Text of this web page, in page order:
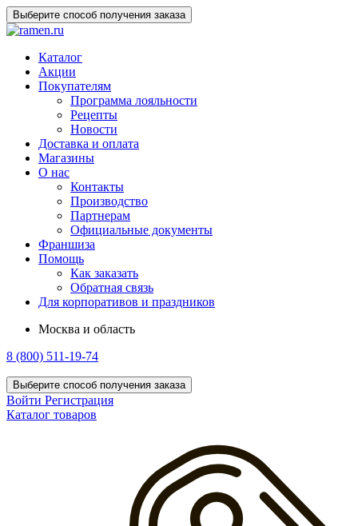
Выберите способ получения заказа
Каталог
Акции
Покупателям
Программа лояльности
Рецепты
Новости
Доставка и оплата
Магазины
О нас
Контакты
Производство
Партнерам
Официальные документы
Франшиза
Помощь
Как заказать
Обратная связь
Для корпоративов и праздников
Москва и область
8 (800) 511-19-74
Выберите способ получения заказа
Войти Регистрация
Каталог товаров